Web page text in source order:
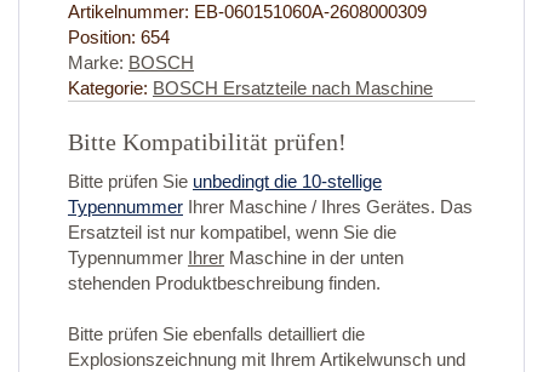
Artikelnummer: EB-060151060A-2608000309
Position: 654
Marke: BOSCH
Kategorie: BOSCH Ersatzteile nach Maschine
Bitte Kompatibilität prüfen!
Bitte prüfen Sie unbedingt die 10-stellige
Typennummer Ihrer Maschine / Ihres Gerätes. Das
Ersatzteil ist nur kompatibel, wenn Sie die
Typennummer Ihrer Maschine in der unten
stehenden Produktbeschreibung finden.
Bitte prüfen Sie ebenfalls detailliert die
Explosionszeichnung mit Ihrem Artikelwunsch und